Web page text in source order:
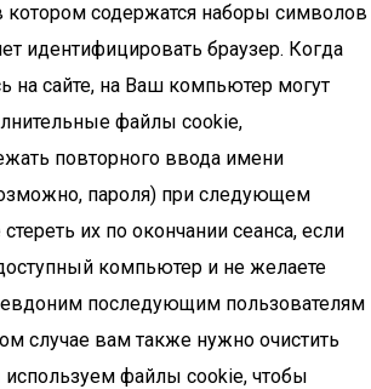
содержатся наборы символов
идентифицировать браузер. Когда
на сайте, на Ваш компьютер могут
файлы cookie,
повторного ввода имени
пароля) при следующем
их по окончании сеанса, если
компьютер и не желаете
последующим пользователям
случае вам также нужно очистить
файлы cookie, чтобы